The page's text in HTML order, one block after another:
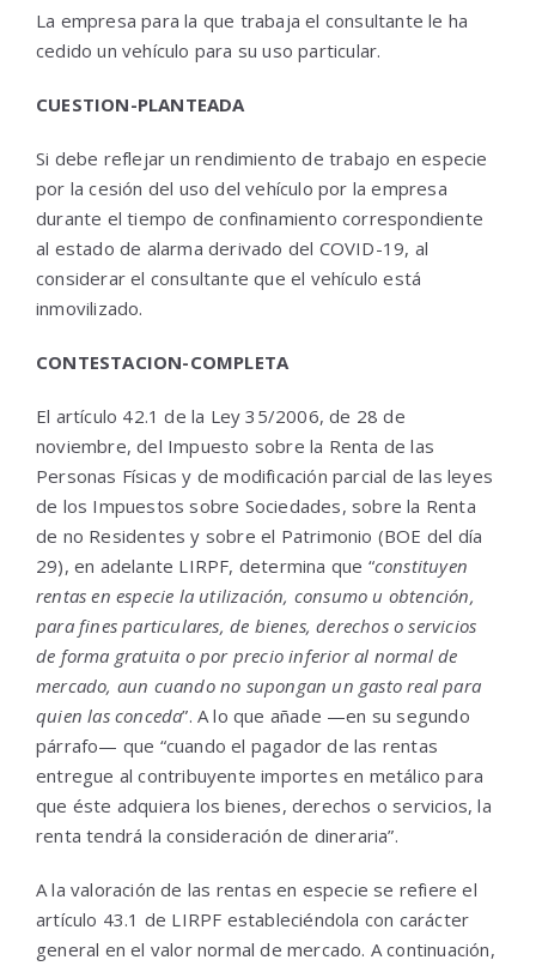
La empresa para la que trabaja el consultante le ha
cedido un vehículo para su uso particular.
CUESTION-PLANTEADA
Si debe reflejar un rendimiento de trabajo en especie
por la cesión del uso del vehículo por la empresa
durante el tiempo de confinamiento correspondiente
al estado de alarma derivado del COVID-19, al
considerar el consultante que el vehículo está
inmovilizado.
CONTESTACION-COMPLETA
El artículo 42.1 de la Ley 35/2006, de 28 de
noviembre, del Impuesto sobre la Renta de las
Personas Físicas y de modificación parcial de las leyes
de los Impuestos sobre Sociedades, sobre la Renta
de no Residentes y sobre el Patrimonio (BOE del día
29), en adelante LIRPF, determina que “constituyen
rentas en especie la utilización, consumo u obtención,
para fines particulares, de bienes, derechos o servicios
de forma gratuita o por precio inferior al normal de
mercado, aun cuando no supongan un gasto real para
quien las conceda”. A lo que añade —en su segundo
párrafo— que “cuando el pagador de las rentas
entregue al contribuyente importes en metálico para
que éste adquiera los bienes, derechos o servicios, la
renta tendrá la consideración de dineraria”.
A la valoración de las rentas en especie se refiere el
artículo 43.1 de LIRPF estableciéndola con carácter
general en el valor normal de mercado. A continuación,